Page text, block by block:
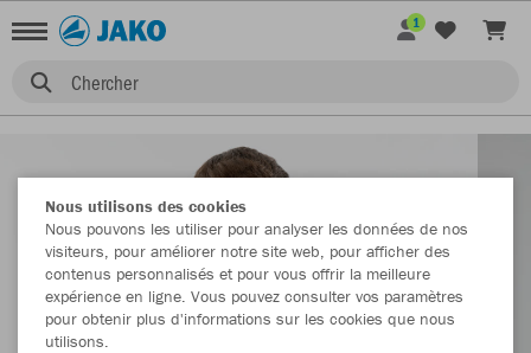
Chercher
1
Nous utilisons des cookies
Nous pouvons les utiliser pour analyser les données de nos
visiteurs, pour améliorer notre site web, pour afficher des
contenus personnalisés et pour vous offrir la meilleure
expérience en ligne. Vous pouvez consulter vos paramètres
pour obtenir plus d'informations sur les cookies que nous
utilisons.